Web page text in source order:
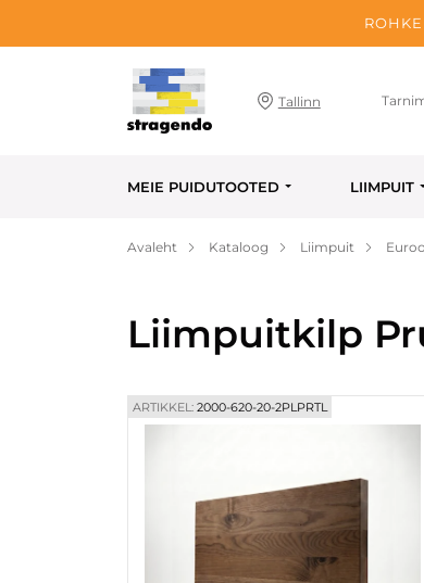
Tallinn
MEIE PUIDUTOOTED LIIMPUIT
Avaleht Kataloog Liimpuit
Liimpuitkilp
ARTIKKEL: 2000-620-20-2PLPRTL